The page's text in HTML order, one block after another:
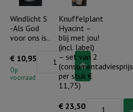
plan
met
je
maar
Uw
wil..
aantal
Windlicht S
-Als God
voor ons is..
€ 10,95
Op
voorraad
Windlicht
Knuffelplant
Hyacint –
blij met jou!
(incl. label)
– set van 2
(consumentadviesprijs
per stuk €
11,75)
€ 23,50Knuffelplant